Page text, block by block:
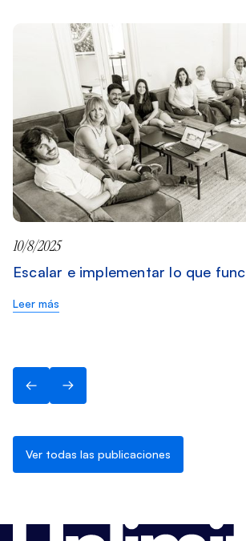
10/8/2025
Escalar e implementar lo que
Leer más
Ver todas las publicaciones